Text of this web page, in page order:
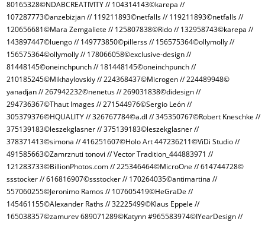
80165328©NDABCREATIVITY // 104314143©karepa //
107287773©anzebizjan // 119211893©netfalls // 119211893©netfalls //
120656681©Mara Zemgaliete // 125807838©Rido // 132958743©karepa //
143897447©luengo // 149773850©pillerss // 156575364©ollymolly //
156575364©ollymolly // 178066058©exclusive-design //
81448145©oneinchpunch // 181448145©oneinchpunch //
210185245©Mikhaylovskiy // 224368437©Microgen // 224489948©
yanadjan // 267942232©nenetus // 269031838©didesign //
294736367©Thaut Images // 271544976©Sergio León //
305379376©HQUALITY // 326767784©a.dl // 345350767©Robert Kneschke //
375139183©leszekglasner // 375139183©leszekglasner //
378371413©simona // 416251607©Holo Art 447236211©ViDi Studio //
491585663©Zamrznuti tonovi // Vector Tradition_444883971 //
121283733©BillionPhotos.com // 225346464©MicroOne // 614744728©
ssstocker // 616816907©ssstocker // 170264035©antimartina //
557060255©Jeronimo Ramos // 107605419©HeGraDe //
145461155©Alexander Raths // 32225499©Klaus Eppele //
165038357©zamurev 689071289©Katynn #965583974©IYearDesign //